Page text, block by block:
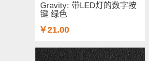
Gravity: 带LED灯的数字按
键 绿色
￥21.00